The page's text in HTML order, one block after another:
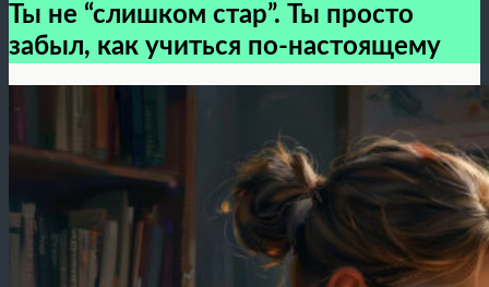
Ты не “слишком стар”. Ты просто
забыл, как учиться по-настоящему